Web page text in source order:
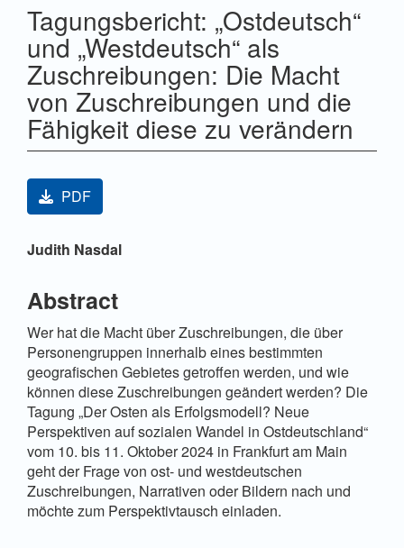
Tagungsbericht: „Ostdeutsch“
und „Westdeutsch“ als
Zuschreibungen: Die Macht
von Zuschreibungen und die
Fähigkeit diese zu verändern
Artikel-Sidebar
PDF
Hauptsächlicher Artikelinhalt
Judith Nasdal
Abstract
Wer hat die Macht über Zuschreibungen, die über
Personengruppen innerhalb eines bestimmten
geografischen Gebietes getroffen werden, und wie
können diese Zuschreibungen geändert werden? Die
Tagung „Der Osten als Erfolgsmodell? Neue
Perspektiven auf sozialen Wandel in Ostdeutschland“
vom 10. bis 11. Oktober 2024 in Frankfurt am Main
geht der Frage von ost- und westdeutschen
Zuschreibungen, Narrativen oder Bildern nach und
möchte zum Perspektivtausch einladen.